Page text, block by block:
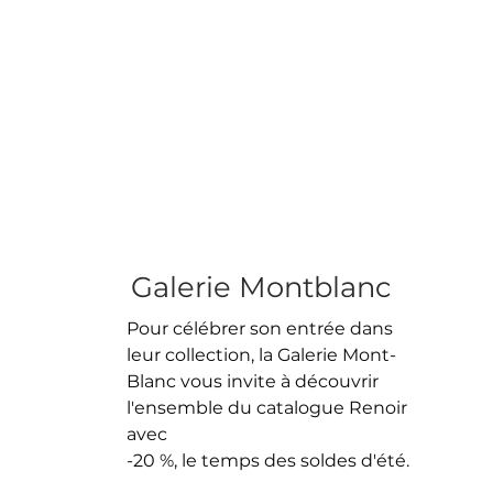
Galerie Montblanc
Pour célébrer son entrée dans
leur collection, la Galerie Mont-
Blanc vous invite à découvrir
l'ensemble du catalogue Renoir
avec
-20 %, le temps des soldes d'été.